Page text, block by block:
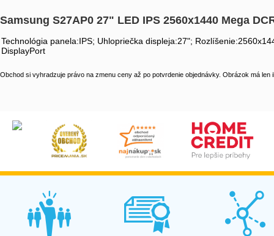
Samsung S27AP0 27" LED IPS 2560x1440 Mega
Technológia panela:IPS; Uhlopriečka displeja:27";
DisplayPort
Obchod si vyhradzuje právo na zmenu ceny až po potvrdenie objednávky. Obrázok má len